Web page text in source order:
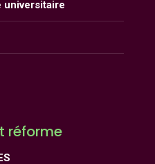
universitaire
réforme